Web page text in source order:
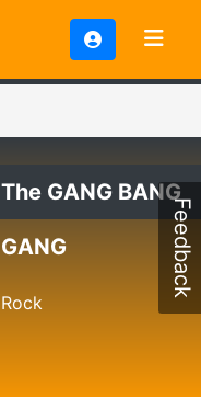
The GANG BANG
GANG
Rock
Feedback